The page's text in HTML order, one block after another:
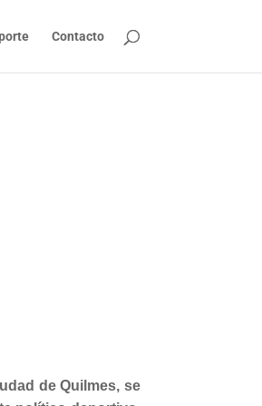
Contacto
de Quilmes, se